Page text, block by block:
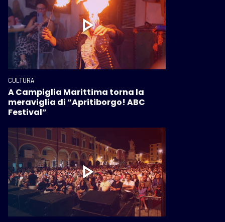
CULTURA
A Campiglia Marittima torna la
meraviglia di “Apritiborgo! ABC
Festival”